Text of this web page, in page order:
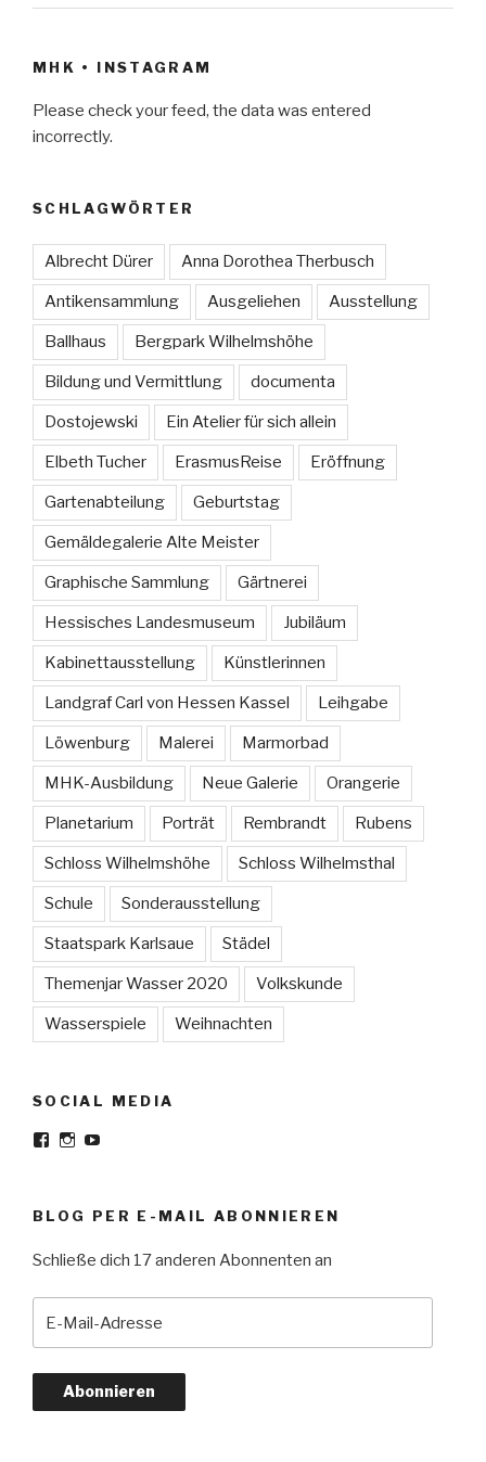
MHK • INSTAGRAM
Please check your feed, the data was entered
incorrectly.
SCHLAGWÖRTER
Albrecht Dürer Anna Dorothea Therbusch
Antikensammlung Ausgeliehen Ausstellung
Ballhaus Bergpark Wilhelmshöhe
Bildung und Vermittlung documenta
Dostojewski Ein Atelier für sich allein
Elbeth Tucher ErasmusReise Eröffnung
Gartenabteilung Geburtstag
Gemäldegalerie Alte Meister
Graphische Sammlung Gärtnerei
Hessisches Landesmuseum Jubiläum
Kabinettausstellung Künstlerinnen
Landgraf Carl von Hessen Kassel Leihgabe
Löwenburg Malerei Marmorbad
MHK-Ausbildung Neue Galerie Orangerie
Planetarium Porträt Rembrandt Rubens
Schloss Wilhelmshöhe Schloss Wilhelmsthal
Schule Sonderausstellung
Staatspark Karlsaue Städel
Themenjar Wasser 2020 Volkskunde
Wasserspiele Weihnachten
SOCIAL MEDIA
Facebook
Instagram
BLOG PER E-MAIL ABONNIEREN
Schließe dich 17 anderen Abonnenten an
Mail-
Abonnieren